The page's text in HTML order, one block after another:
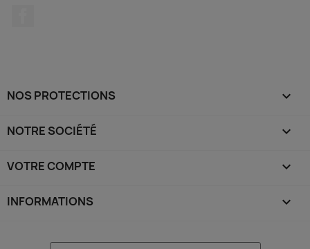
NOS PROTECTIONS 
NOTRE SOCIÉTÉ 
VOTRE COMPTE 
INFORMATIONS keyboard_arrow_down